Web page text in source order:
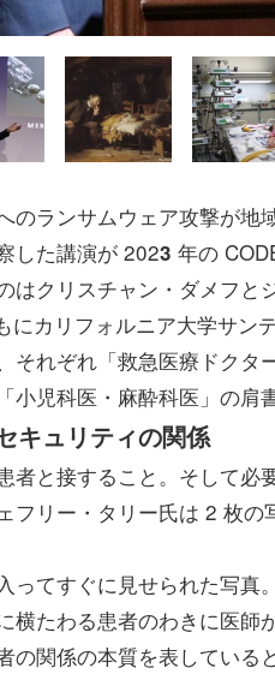
のランサムウェア攻撃が地
した講演が 2023 年の
はクリスチャン・ダメフと
にカリフォルニア大学サン
それぞれ「救急医療ドクタ
小児科医・麻酔科医」の肩
キュリティの関係
者と接すること。そして必
フリー・タリー氏は 2 枚の
ってすぐに見せられた写真
横たわる患者のわきに医
の関係の本質を表してい